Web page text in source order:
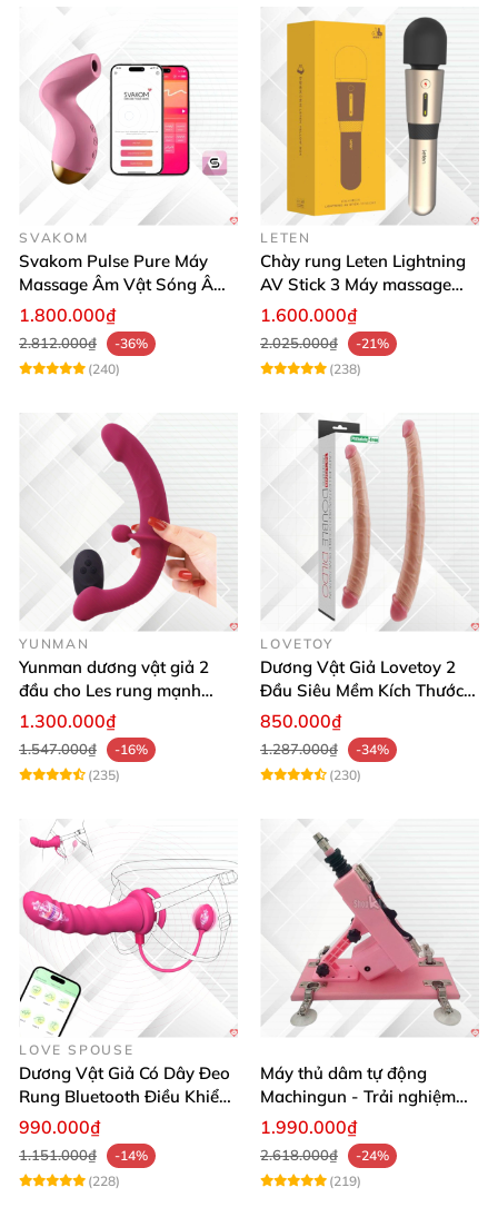
SVAKOM
Svakom Pulse Pure Máy
Massage Âm Vật Sóng Âm
App Điều Khiển Kích Thích
1.800.000₫
2.812.000₫
-36%
(240)
LETEN
Chày rung Leten Lightning
AV Stick 3 Máy massage
sưởi ấm mạnh mẽ
1.600.000₫
2.025.000₫
-21%
(238)
YUNMAN
Yunman dương vật giả 2
đầu cho Les rung mạnh
điều khiển từ xa
1.300.000₫
1.547.000₫
-16%
(235)
LOVETOY
Dương Vật Giả Lovetoy 2
Đầu Siêu Mềm Kích Thước
Lớn Thỏa Mãn Les
850.000₫
1.287.000₫
-34%
(230)
LOVE SPOUSE
Dương Vật Giả Có Dây Đeo
Rung Bluetooth Điều Khiển
Qua App Cho Les
990.000₫
1.151.000₫
-14%
(228)
Máy thủ dâm tự động
Machingun - Trải nghiệm
mạnh mẽ, cực đã
1.990.000₫
2.618.000₫
-24%
(219)